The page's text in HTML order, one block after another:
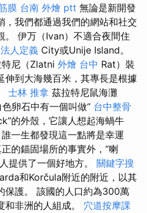
膜 台南 外燴 ptt 無論是新開發
，我們都通過我們的網站和社交
。 伊万（Ivan）不適合夜間住
法人定義 City或Unije Island。
尼（Zlatni 外燴 台中 Rat）裝
伸到大海幾百米，其專長是根據
士林 推拿 茲拉特尼鼠海灘
卵石中有一個叫做“ 台中整骨
的外殼，它讓人想起海蝸牛
一生都發現這一點將是幸運
的錨固場所的事實外，“喇
提供了一個好地方。 關鍵字搜
和Korčula附近的附近，以其
保護。 該國的人口約為300萬
和非洲的人組成。 穴道按摩課